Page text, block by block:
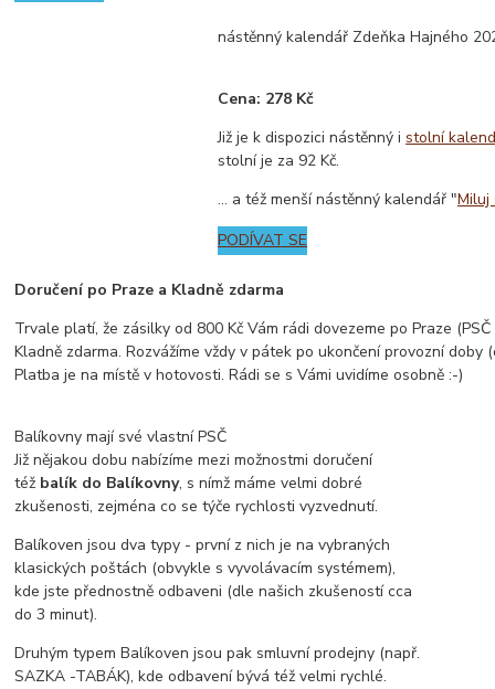
nástěnný kalendář Zdeňka Hajného
Cena: 278 Kč
Již je k dispozici nástěnný istolní
stolní je za 92 Kč.
... a též menší nástěnný kalendář "Miluj
PODÍVAT SE
Doručení po Praze a Kladně zdarma
Trvale platí, že zásilky od 800 Kč Vám rádi dovezeme po Praze
Kladně zdarma. Rozvážíme vždy v pátek po ukončení provozní doby
Platba je na místě v hotovosti. Rádi se s Vámi uvidíme osobně :-)
Balíkovny mají své vlastní PSČ
Již nějakou dobu nabízíme mezi možnostmi doručení
též balík do Balíkovny, s nímž máme velmi dobré
zkušenosti, zejména co se týče rychlosti vyzvednutí.
Balíkoven jsou dva typy - první z nich je na vybraných
klasických poštách (obvykle s vyvolávacím systémem),
kde jste přednostně odbaveni (dle našich zkušeností cca
do 3 minut).
Druhým typem Balíkoven jsou pak smluvní prodejny (např.
SAZKA -TABÁK), kde odbavení bývá též velmi rychlé.